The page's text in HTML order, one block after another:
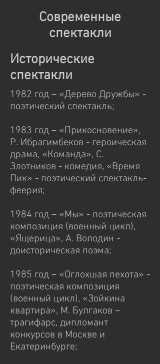
Современные
спектакли
Исторические
спектакли
1982 год – «Дерево Дружбы» -
поэтический спектакль;
1983 год – «Прикосновение»,
Р. Ибрагимбеков - героическая
драма, «Команда», С.
Злотников - комедия, «Время
Пик» - поэтический спектакль-
феерия;
1984 год – «Мы» - поэтическая
композиция (военный цикл),
«Ящерица», А. Володин -
доисторическая поэма;
1985 год – «Оглохшая пехота» -
поэтическая композиция
(военный цикл), «Зойкина
квартира», М. Булгаков –
трагифарс, дипломант
конкурсов в Москве и
Екатеринбурге;